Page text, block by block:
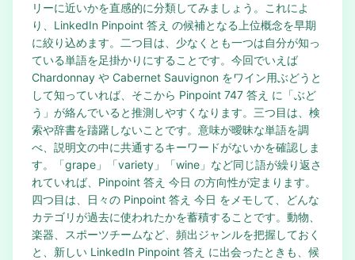
リーに近いかを直感的に分類してみましょう。これによ
り、LinkedIn Pinpoint 答え の候補となる上位概念を早期
に絞り込めます。二つ目は、少なくとも一つは自分が知っ
ている単語を足掛かりにすることです。今回でいえば
Chardonnay や Cabernet Sauvignon をワイン用ぶどうと
して知っていれば、そこから Pinpoint 747 答え に「ぶど
う」が絡んでいると推測しやすくなります。三つ目は、検
索や辞書を躊躇しないことです。意味が曖昧な単語を調
べ、説明文の中に共通するキーワードがないかを確認しま
す。「grape」「variety」「wine」など同じ語が繰り返さ
れていれば、Pinpoint 答え 今日 の方向性が定まります。
四つ目は、日々の Pinpoint 答え 今日 をメモして、どんな
カテゴリが過去に使われたかを蓄積することです。動物、
楽器、スポーツチームなど、頻出ジャンルを把握しておく
と、新しい LinkedIn Pinpoint 答え に出会ったときも、候